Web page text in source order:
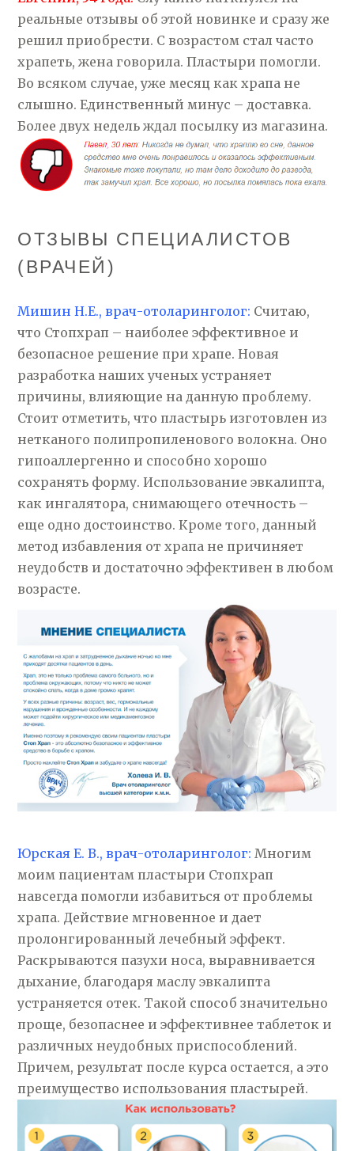
реальные отзывы об этой новинке и сразу же
решил приобрести. С возрастом стал часто
храпеть, жена говорила. Пластыри помогли.
Во всяком случае, уже месяц как храпа не
слышно. Единственный минус – доставка.
Более двух недель ждал посылку из магазина.
ОТЗЫВЫ СПЕЦИАЛИСТОВ
(ВРАЧЕЙ)
Мишин Н.Е., врач-отоларинголог: Считаю,
что Стопхрап – наиболее эффективное и
безопасное решение при храпе. Новая
разработка наших ученых устраняет
причины, влияющие на данную проблему.
Стоит отметить, что пластырь изготовлен из
нетканого полипропиленового волокна. Оно
гипоаллергенно и способно хорошо
сохранять форму. Использование эвкалипта,
как ингалятора, снимающего отечность –
еще одно достоинство. Кроме того, данный
метод избавления от храпа не причиняет
неудобств и достаточно эффективен в любом
возрасте.
Юрская Е. В., врач-отоларинголог: Многим
моим пациентам пластыри Стопхрап
навсегда помогли избавиться от проблемы
храпа. Действие мгновенное и дает
пролонгированный лечебный эффект.
Раскрываются пазухи носа, выравнивается
дыхание, благодаря маслу эвкалипта
устраняется отек. Такой способ значительно
проще, безопаснее и эффективнее таблеток и
различных неудобных приспособлений.
Причем, результат после курса остается, а это
преимущество использования пластырей.